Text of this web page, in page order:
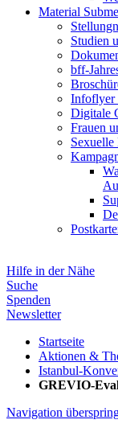
Material
Studien
bff-
Infoflyer
Digitale
Frauen
Hilfe in der Nähe
Suche
Spenden
Newsletter
Startseite
Aktionen &
Istanbul-
GREVIO-
Navigation